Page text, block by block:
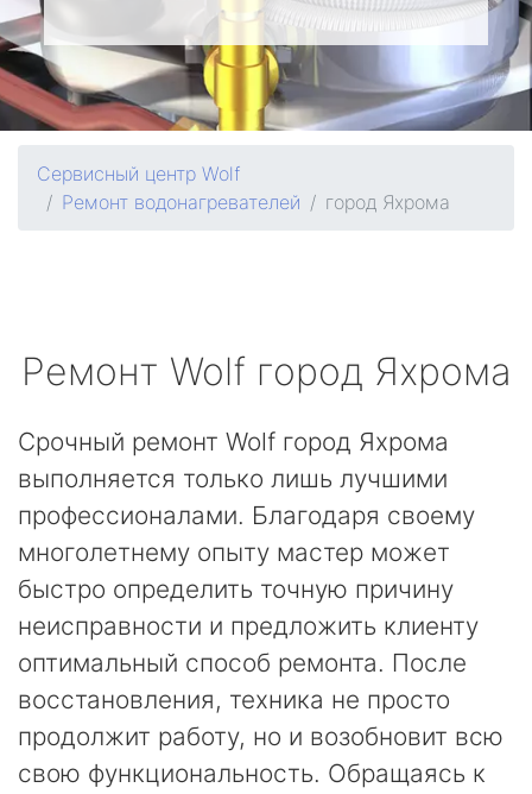
Сервисный центр Wolf
Ремонт водонагревателей
город Яхрома
Ремонт Wolfгород Яхрома
Срочный ремонт Wolf город Яхрома
выполняется только лишь лучшими
профессионалами. Благодаря своему
многолетнему опыту мастер может
быстро определить точную причину
неисправности и предложить клиенту
оптимальный способ ремонта. После
восстановления, техника не просто
продолжит работу, но и возобновит всю
свою функциональность. Обращаясь к